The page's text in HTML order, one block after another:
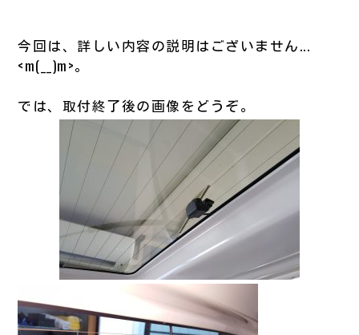
今回は、詳しい内容の説明はございません...
<m(__)m>。
では、取付終了後の画像をどうぞ。